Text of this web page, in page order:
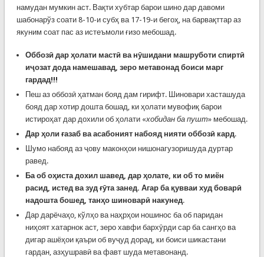
намудан мумкин аст. Вақти хубтар барои шино дар давоми
шабонарўз соати 8-10-и субҳ ва 17-19-и бегоҳ, на барвақттар аз
якуним соат пас аз истеъмоли ғизо мебошад.
Оббозӣ дар ҳолати мастӣ ва нӯшидани машруботи спиртӣ
иҷозат дода намешавад, зеро метавонад боиси марг
гардад!!!
Пеш аз оббозӣ ҳатман бояд дам гирифт. Шиновари хасташуда
бояд дар хотир дошта бошад, ки ҳолати мувофиқ барои
истироҳат дар дохили об ҳолати «хобидан ба пушт» мебошад.
Дар ҳоли ғазаб ва асабоният набояд нияти оббозӣ кард.
Шумо набояд аз ҷову маконҳои нишонагузоришуда дуртар
равед.
Ба об оҳиста дохил шавед, дар ҳолате, ки об то миён
расид, истед ва зуд ғӯта занед. Агар ба қувваи худ боварӣ
надошта бошед, танҳо шиноварӣ накунед.
Дар дарёчаҳо, кўлҳо ва наҳрҳои ношинос ба об паридан
ниҳоят хатарнок аст, зеро хавфи бархӯрди сар ба сангҳо ва
дигар ашёҳои қаъри об вуҷуд дорад, ки боиси шикастани
гардан, азҳушравӣ ва фавт шуда метавонанд.